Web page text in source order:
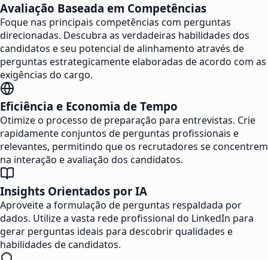
Avaliação Baseada em Competências
Foque nas principais competências com perguntas
direcionadas. Descubra as verdadeiras habilidades dos
candidatos e seu potencial de alinhamento através de
perguntas estrategicamente elaboradas de acordo com as
exigências do cargo.
Eficiência e Economia de Tempo
Otimize o processo de preparação para entrevistas. Crie
rapidamente conjuntos de perguntas profissionais e
relevantes, permitindo que os recrutadores se concentrem
na interação e avaliação dos candidatos.
Insights Orientados por IA
Aproveite a formulação de perguntas respaldada por
dados. Utilize a vasta rede profissional do LinkedIn para
gerar perguntas ideais para descobrir qualidades e
habilidades de candidatos.